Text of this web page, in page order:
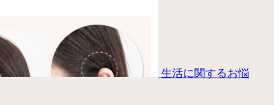
生活に関するお悩